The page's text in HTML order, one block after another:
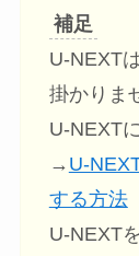
補足
U-NEXT
掛かりま
U-NEXT
→ U-
する方法
U-NEXT